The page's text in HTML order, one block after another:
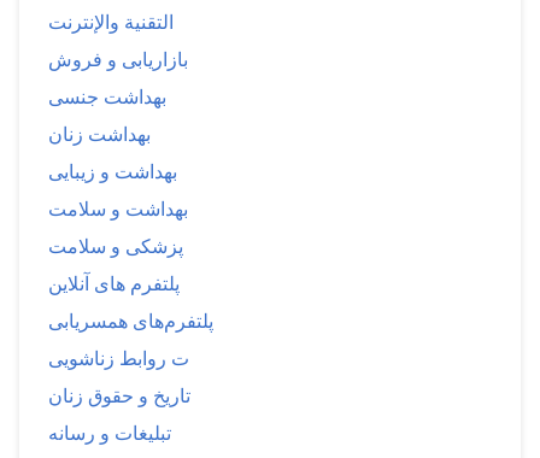
التقنية والإنترنت
بازاریابی و فروش
بهداشت جنسی
بهداشت زنان
بهداشت و زیبایی
بهداشت و سلامت
پزشکی و سلامت
پلتفرم های آنلاین
پلتفرم‌های همسریابی
ت روابط زناشویی
تاریخ و حقوق زنان
تبلیغات و رسانه